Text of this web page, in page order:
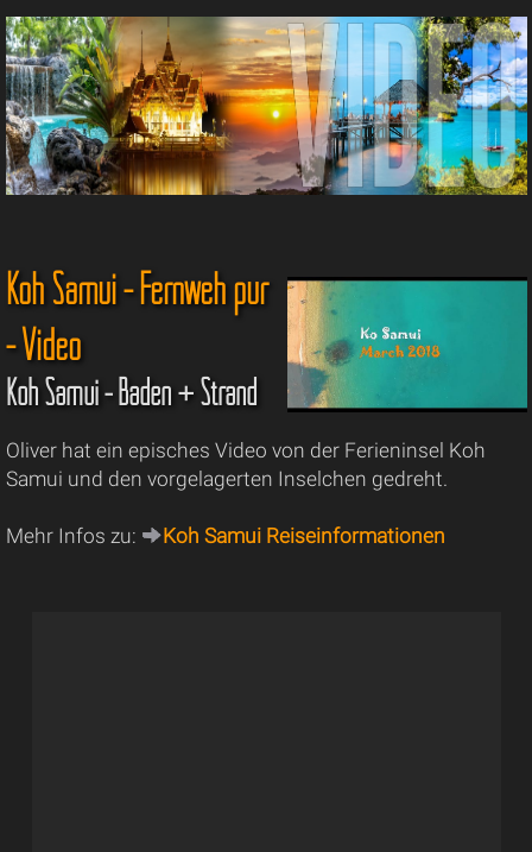
Koh Samui - Fernweh pur
- Video
Koh Samui - Baden + Strand
Oliver hat ein episches Video von der Ferieninsel Koh
Samui und den vorgelagerten Inselchen gedreht.
Mehr Infos zu: Koh Samui Reiseinformationen